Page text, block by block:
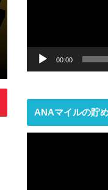
00:00
ANAマイルの貯